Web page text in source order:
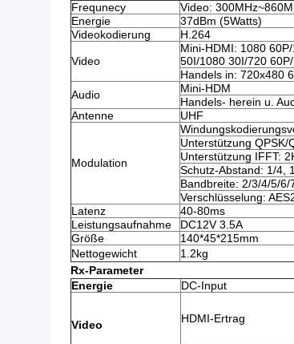
Frequnecy
Video:
Energie
37dBm (5Watts)
Videokodierung
H.264
Video
Mini-HDMI: 1080
50I/1080 30I/720
Handels in: 720x480
Audio
Mini-HDM
Handels- herein u.
Antenne
UHF
Modulation
Unterstützung QPSK/
Unterstützung IFFT:
Schutz-Abstand: 1/4,
Bandbreite: 2/3/4/5/6/
Verschlüsselung:
Latenz
40-80ms
Leistungsaufnahme
DC12V 3.5A
Größe
140*45*215mm
Nettogewicht
1.2kg
Rx-Parameter
Energie
DC-Input
Video HDMI-Ertrag